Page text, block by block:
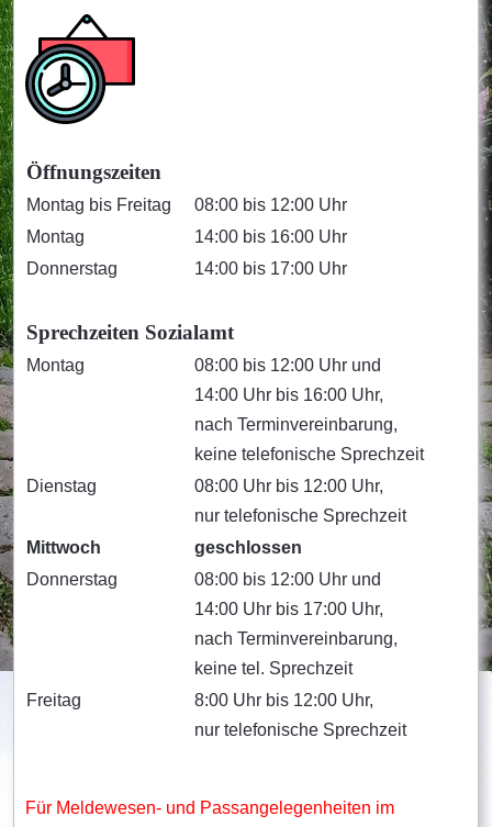
Öffnungszeiten
Montag bis Freitag
08:00 bis 12:00 Uhr
Montag
14:00 bis 16:00 Uhr
Donnerstag
14:00 bis 17:00 Uhr
Sprechzeiten Sozialamt
Montag
08:00 bis 12:00 Uhr und
14:00 Uhr bis 16:00 Uhr,
nach Terminvereinbarung,
keine telefonische Sprechzeit
Dienstag
08:00 Uhr bis 12:00 Uhr,
nur telefonische Sprechzeit
Mittwoch
geschlossen
Donnerstag
08:00 bis 12:00 Uhr und
14:00 Uhr bis 17:00 Uhr,
nach Terminvereinbarung,
keine tel. Sprechzeit
Freitag
8:00 Uhr bis 12:00 Uhr,
nur telefonische Sprechzeit
Für Meldewesen- und Passangelegenheiten im